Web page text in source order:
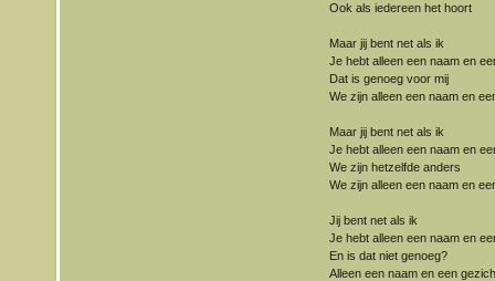
Ook als iedereen het hoort
Maar jij bent net als ik
Je hebt alleen een naam en
Dat is genoeg voor mij
We zijn alleen een naam en
Maar jij bent net als ik
Je hebt alleen een naam en
We zijn hetzelfde anders
We zijn alleen een naam en
Jij bent net als ik
Je hebt alleen een naam en
En is dat niet genoeg?
Alleen een naam en een